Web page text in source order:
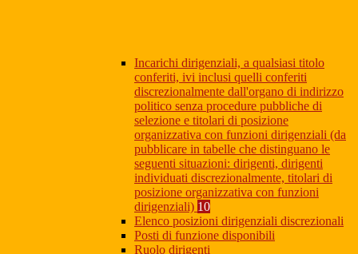
Incarichi dirigenziali, a qualsiasi titolo
conferiti, ivi inclusi quelli conferiti
discrezionalmente dall'organo di indirizzo
politico senza procedure pubbliche di
selezione e titolari di posizione
organizzativa con funzioni dirigenziali (da
pubblicare in tabelle che distinguano le
seguenti situazioni: dirigenti, dirigenti
individuati discrezionalmente, titolari di
posizione organizzativa con funzioni
dirigenziali) 10
Elenco posizioni dirigenziali discrezionali
Posti di funzione disponibili
Ruolo dirigenti